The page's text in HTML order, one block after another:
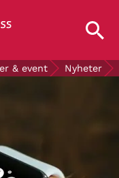
& event Nyheter